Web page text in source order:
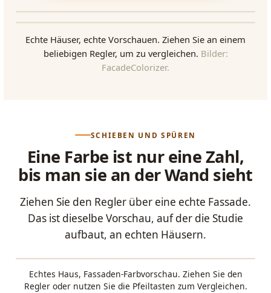
VORHER
NACHHER
Echte Häuser, echte Vorschauen. Ziehen Sie an einem
beliebigen Regler, um zu vergleichen. Bilder:
FacadeColorizer.
SCHIEBEN UND SPÜREN
Eine Farbe ist nur eine Zahl,
bis man sie an der Wand sieht
Ziehen Sie den Regler über eine echte Fassade.
Das ist dieselbe Vorschau, auf der die Studie
aufbaut, an echten Häusern.
VORHER NACHHER
Echtes Haus, Fassaden-Farbvorschau. Ziehen Sie den
Regler oder nutzen Sie die Pfeiltasten zum Vergleichen.